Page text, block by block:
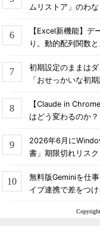
ムリストア」のわ
【Excel新機能】
り。動的配列関数
初期設定のままは
「おせっかいな初
【Claude in
はどう変わるのか？
2026年6月に
書」期限切れリス
無料版Geminiを仕
イブ連携で差をつけ